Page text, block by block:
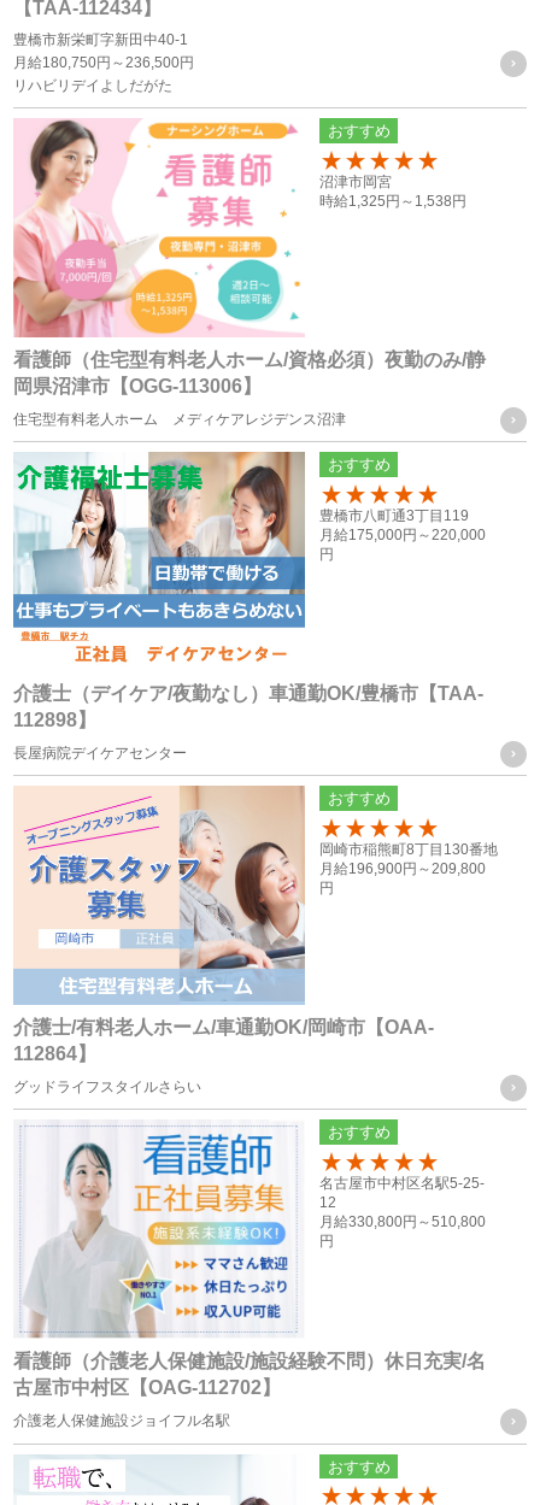
本サービスの利用に伴う連絡・各種お知らせ等の配信・送
付
ユーザーの承諾・申込みに基づく、本サービス利用企業等
への個人情報の提供
属性情報･端末情報・位置情報・行動履歴等に基づく広
告・コンテンツ等の配信・表示、本サービスの提供
本サービスの改善・新規サービスの開発・マーケティング
活動
本サービスに関するご意見、お問い合わせの確認・回答
個人情報の第三者への提供
当社は、次に掲げる場合を除き、お客様の個人情報を第三者
に提供することはございません。
（１） ご本人様の同意がある場合
（２） 法令に基づく場合
（３） 人の生命、身体又は財産の保護のために必要がある場
合であって、ご本人様の同意を得ることが困難な場合
（４） 公衆衛生の向上又は児童の健全な育成の推進のために
特に必要がある場合であって、ご本人様の同意を得ることが
困難な場合
（５） 国の機関もしくは地方公共団体又はその委託を受けた
者が法令の定める事務を遂行することに対して協力する必要
がある場合であって、ご本人様の同意を得ることによって当
該事務の遂行に支障を及ぼすおそれがある場合
（６） 業務を円滑に遂行するため、利用目的の達成に必要な
範囲内で個人情報の取扱いの全部又は一部を委託する場合
個人情報の共同利用
当社は、お客様から取得した個人情報を、下記に記載したグ
ループ会社間で共同利用をする場合があります。
共同利用するものの範囲
・株式会社F.T.S
・株式会社フォーテック.プロ
共同利用する個人情報の項目及び利用目的
従業員員や登録スタッフの方の個人情報
・人事労務管理に関わる諸手続き（年金、労働保険等）を行
う際に、当社グループ各社の人事担当者がその目的の限りに
おいて使用するため
【TAA-112434】
豊橋市新栄町字新田中40-1
月給180,750円～236,500円
リハビリデイよしだがた
看護師（住宅型有料老人ホーム/資格必須）夜勤のみ/静
岡県沼津市【OGG-113006】
住宅型有料老人ホーム メディケアレジデンス沼津
おすすめ
150
沼津市岡宮
時給1,325円～ 1,538円
介護士（デイケア/夜勤なし）車通勤OK/豊橋市【TAA-
112898】
長屋病院デイケアセンター
おすすめ
100
豊橋市八町通3丁目119
月給175,000円～220,000
円
介護士/有料老人ホーム/車通勤OK/岡崎市【OAA-
112864】
グッドライフスタイルさらい
おすすめ
100
岡崎市稲熊町8丁目130番地
月給196,900円～209,800
円
看護師（介護老人保健施設/施設経験不問）休日充実/名
古屋市中村区【OAG-112702】
介護老人保健施設ジョイフル名駅
おすすめ
100
名古屋市中村区名駅5-25-
12
月給330,800円～510,800
円
おすすめ